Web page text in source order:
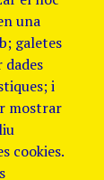
una
galetes
i
mostrar
cookies.